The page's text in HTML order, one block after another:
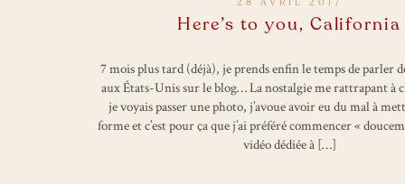
7 mois plus tard (déjà), je prends enfin le temps de parler
aux États-Unis sur le blog… La nostalgie me rattrapant à
je voyais passer une photo, j’avoue avoir eu du mal à
forme et c’est pour ça que j’ai préféré commencer «
vidéo dédiée à […]
28 AVRIL 2017
Here’s to you, California